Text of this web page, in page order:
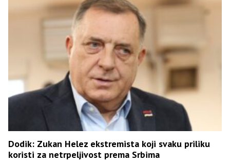
Dodik: Zukan Helez ekstremista koji svaku priliku
koristi za netrpeljivost prema Srbima